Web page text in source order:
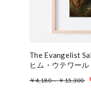
The Evangelist
ヒム・ウテワール
￥4,180～ ￥15,300